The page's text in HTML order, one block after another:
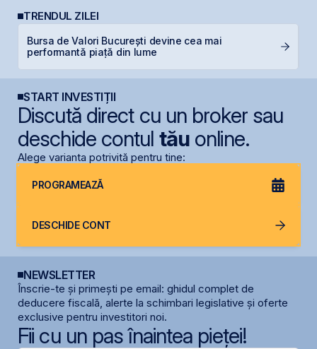
TRENDUL ZILEI
Bursa de Valori București devine cea mai
performantă piață din lume
START INVESTIȚII
Discută direct cu un broker sau
deschide contul tăuonline.
Alege varianta potrivită pentru tine:
PROGRAMEAZĂ
DESCHIDE CONT
NEWSLETTER
Înscrie-te și primești pe email: ghidul complet de
deducere fiscală, alerte la schimbari legislative și oferte
exclusive pentru investitori noi.
Fii cu un pas înaintea pieței!